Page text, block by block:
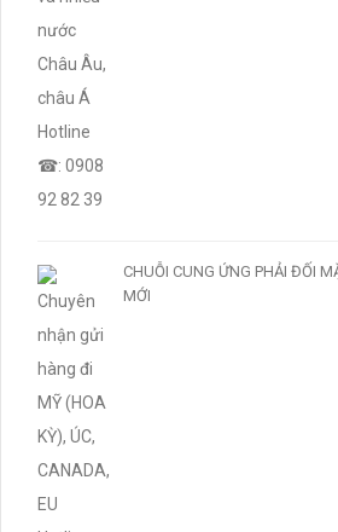
CHUỖI CUNG ỨNG PHẢI ĐỐI
MỚI